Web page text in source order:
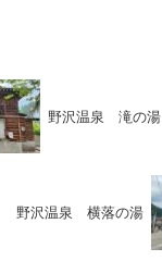
野沢温泉 滝の湯
野沢温泉 横落の湯